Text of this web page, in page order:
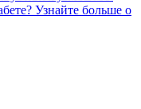
Узнайте больше о